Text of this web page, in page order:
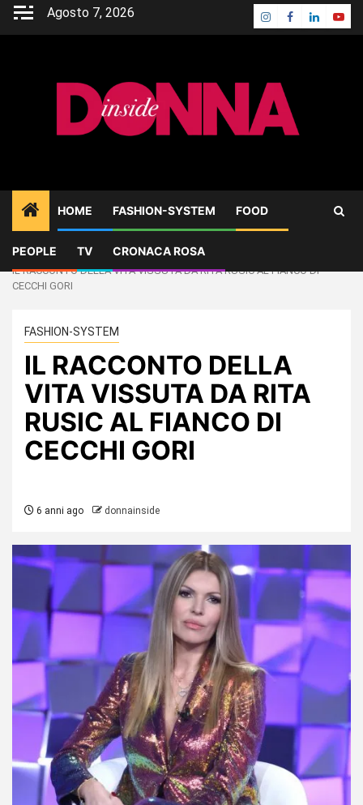
Skip
Agosto 7, 2026 Instagram
Facebook
Linkedin
HOME FASHION-SYSTEM FOOD
PEOPLE TV CRONACA ROSA
Home
FASHION-SYSTEM
IL RACCONTO DELLA VITA VISSUTA DA RITA RUSIC AL FIANCO DI
CECCHI GORI
FASHION-SYSTEM
IL RACCONTO DELLA
VITA VISSUTA DA RITA
RUSIC AL FIANCO DI
CECCHI GORI
6 anni ago donnainside